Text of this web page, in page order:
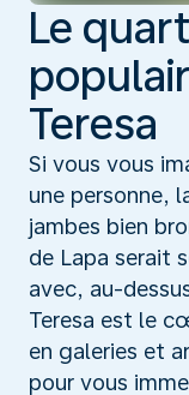
Le
Teresa
Si vous vous
une personne,
jambes bien
de Lapa serait
avec, au-
Teresa est le
en galeries et
pour vous